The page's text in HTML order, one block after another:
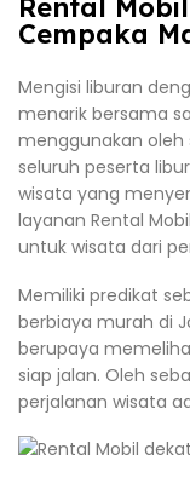
Rental
Cempaka
Mengisi liburan
menarik bersama
menggunakan
seluruh peserta
wisata yang
layanan Rental
untuk wisata dari
Memiliki predikat
berbiaya murah di
berupaya
siap jalan. Oleh
perjalanan wisata